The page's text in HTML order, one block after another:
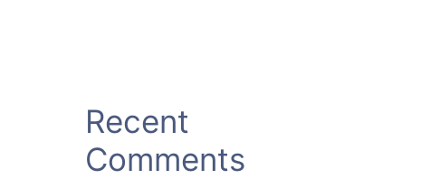
Recent
Comments